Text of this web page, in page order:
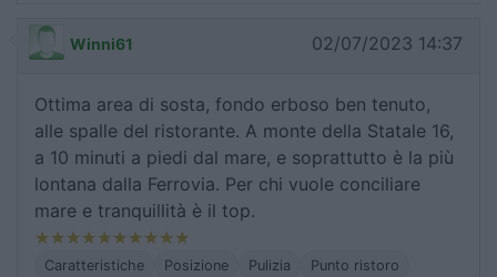
Winni61 02/07/2023 14:37
Ottima area di sosta, fondo erboso ben tenuto,
alle spalle del ristorante. A monte della Statale 16,
a 10 minuti a piedi dal mare, e soprattutto è la più
lontana dalla Ferrovia. Per chi vuole conciliare
mare e tranquillità è il top.
Caratteristiche Posizione Pulizia Punto ristoro